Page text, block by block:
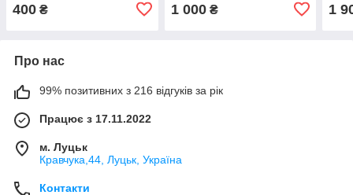
400 ₴ 1 000₴ 1
Про нас
99% позитивних з 216 відгуків за рік
Працює з 17.11.2022
м. Луцьк
Кравчука,44, Луцьк, Україна
Контакти